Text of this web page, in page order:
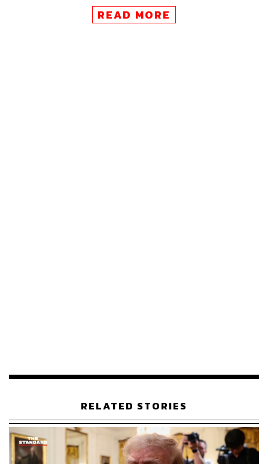
เว็บไซต์นี้พบความเป็นไปได้ที่แฮร์ริสจะได้รับคะแนนจาก 3
ใน 7 สวิงสเตทนั่นคือ รัฐมิชิแกน เนวาดา และวิสคอนซิน แต่
หนุนให้ราคาทองคำสามารถสร้างระดับสูงสุดตลอดกาลได้
เมื่อไม่นานมานี้ แม้ว่าราคาทองคำจะต้องเผชิญกับแรงกดดัน
จากทิศทางการปรับตัวขึ้นของค่าเงินดอลลาร์และอัตราผล
ตอบแทนพันธบัตรสหรัฐฯ ก็ตาม
READ MORE
RELATED STORIES